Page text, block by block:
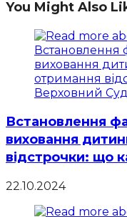
You Might Also
Встановлення
виховання
відстрочки: що
22.10.2024